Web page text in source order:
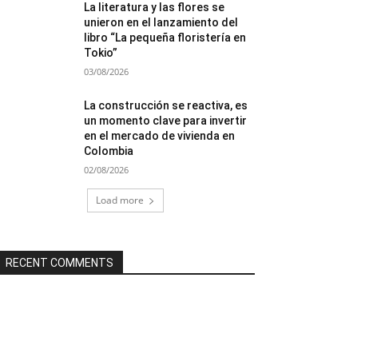
La literatura y las flores se
unieron en el lanzamiento del
libro “La pequeña floristería en
Tokio”
03/08/2026
La construcción se reactiva, es
un momento clave para invertir
en el mercado de vivienda en
Colombia
02/08/2026
Load more
RECENT COMMENTS